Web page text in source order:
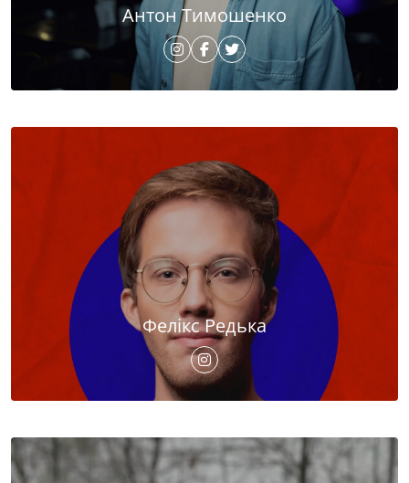
Антон Тимошенко
Фелікс Редька